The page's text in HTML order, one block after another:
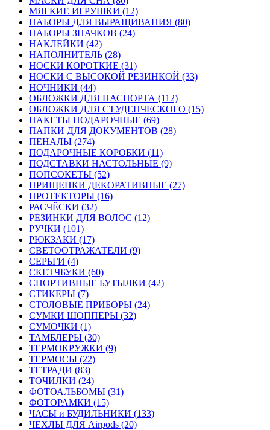
МЯГКИЕ ИГРУШКИ (12)
НАБОРЫ ДЛЯ ВЫРАЩИВАНИЯ (80)
НАБОРЫ ЗНАЧКОВ (24)
НАКЛЕЙКИ (42)
НАПОЛНИТЕЛЬ (28)
НОСКИ КОРОТКИЕ (31)
НОСКИ С ВЫСОКОЙ РЕЗИНКОЙ (33)
НОЧНИКИ (44)
ОБЛОЖКИ ДЛЯ ПАСПОРТА (112)
ОБЛОЖКИ ДЛЯ СТУДЕНЧЕСКОГО (15)
ПАКЕТЫ ПОДАРОЧНЫЕ (69)
ПАПКИ ДЛЯ ДОКУМЕНТОВ (28)
ПЕНАЛЫ (274)
ПОДАРОЧНЫЕ КОРОБКИ (11)
ПОДСТАВКИ НАСТОЛЬНЫЕ (9)
ПОПСОКЕТЫ (52)
ПРИЩЕПКИ ДЕКОРАТИВНЫЕ (27)
ПРОТЕКТОРЫ (16)
РАСЧЁСКИ (32)
РЕЗИНКИ ДЛЯ ВОЛОС (12)
РУЧКИ (101)
РЮКЗАКИ (17)
СВЕТООТРАЖАТЕЛИ (9)
СЕРЬГИ (4)
СКЕТЧБУКИ (60)
СПОРТИВНЫЕ БУТЫЛКИ (42)
СТИКЕРЫ (7)
СТОЛОВЫЕ ПРИБОРЫ (24)
СУМКИ ШОППЕРЫ (32)
СУМОЧКИ (1)
ТАМБЛЕРЫ (30)
ТЕРМОКРУЖКИ (9)
ТЕРМОСЫ (22)
ТЕТРАДИ (83)
ТОЧИЛКИ (24)
ФОТОАЛЬБОМЫ (31)
ФОТОРАМКИ (15)
ЧАСЫ и БУДИЛЬНИКИ (133)
ЧЕХЛЫ ДЛЯ Airpods (20)